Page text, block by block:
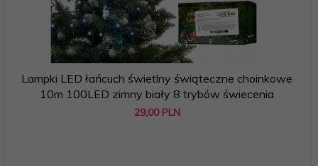
Lampki LED łańcuch świetlny świąteczne choinkowe
10m 100LED zimny biały 8 trybów świecenia
29,00 PLN